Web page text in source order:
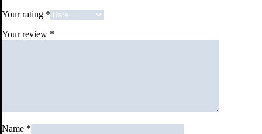
Your rating *
Your review *
Name *